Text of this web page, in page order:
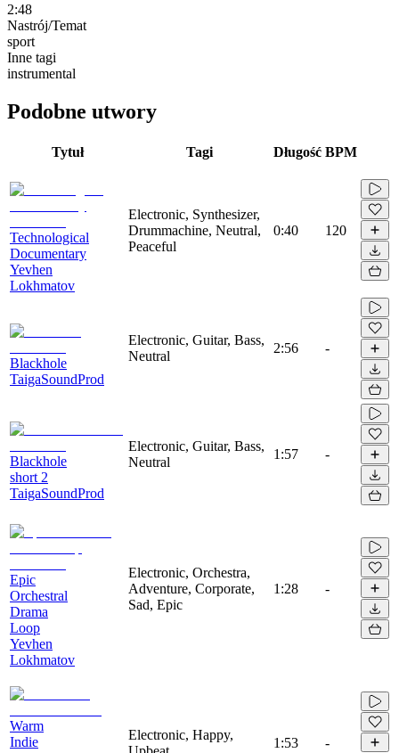
2:48
Nastrój/Temat
sport
Inne tagi
instrumental
Podobne utwory
Tytuł Tagi Długość BPM
Technological
Documentary
Yevhen
Lokhmatov
Electronic, Synthesizer,
Drummachine, Neutral,
Peaceful
0:40 120
Blackhole
TaigaSoundProd
Electronic, Guitar, Bass,
Neutral
2:56 -
Blackhole
short 2
TaigaSoundProd
Electronic, Guitar, Bass,
Neutral
1:57 -
Epic
Orchestral
Drama
Loop
Yevhen
Lokhmatov
Electronic, Orchestra,
Adventure, Corporate,
Sad, Epic
1:28 -
Warm
Indie
Electronic, Happy,
1:53 -